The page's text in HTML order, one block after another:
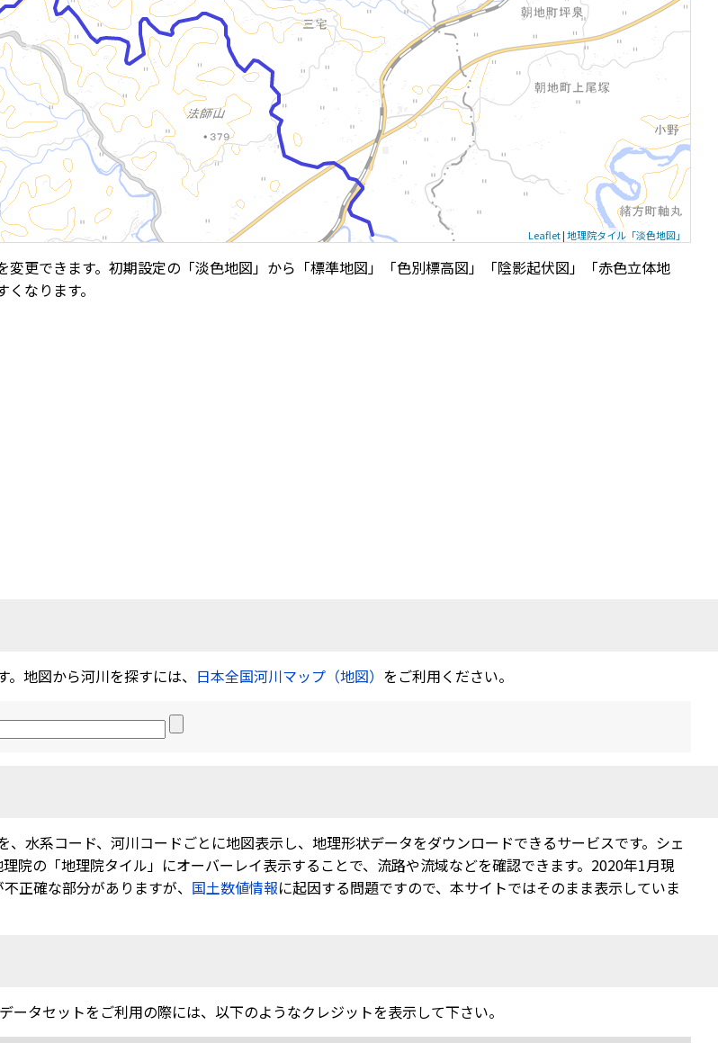
Leaflet|地理院タイル「淡色地図」
更できます。初期設定の「淡色地図」から「標準地図」「色別標高図」「陰影起伏図」「赤色立体地
なります。
地図から河川を探すには、 日本全国河川マップ（地図） をご利用ください。
、水系コード、河川コードごとに地図表示し、地理形状データをダウンロードできるサービスです。シェ
院の「地理院タイル」にオーバーレイ表示することで、流路や流域などを確認できます。2020年1月現
正確な部分がありますが、 国土数値情報に起因する問題ですので、本サイトではそのまま表示していま
ータセットをご利用の際には、以下のようなクレジットを表示して下さい。